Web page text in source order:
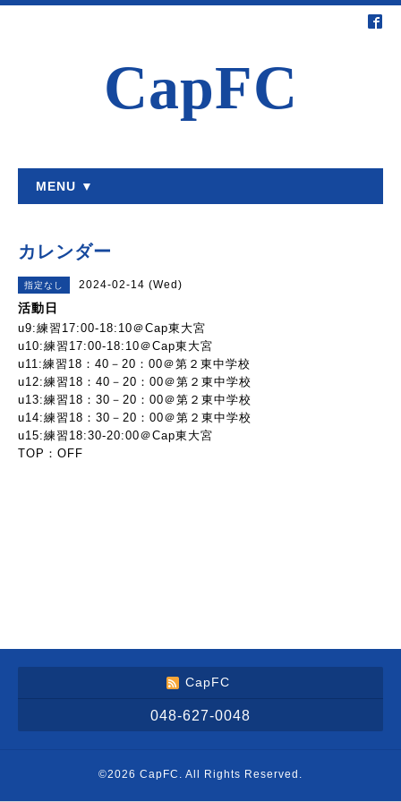
CapFC
MENU ▼
カレンダー
指定なし 2024-02-14 (Wed)
活動日
u9:練習17:00-18:10＠Cap東大宮
u10:練習17:00-18:10＠Cap東大宮
u11:練習18：40－20：00＠第２東中学校
u12:練習18：40－20：00＠第２東中学校
u13:練習18：30－20：00＠第２東中学校
u14:練習18：30－20：00＠第２東中学校
u15:練習18:30-20:00＠Cap東大宮
TOP：OFF
CapFC
048-627-0048
©2026 CapFC . All Rights Reserved.